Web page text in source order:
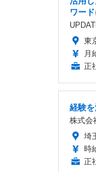
ワー
東
月
正
経験
株式会
埼
時
正